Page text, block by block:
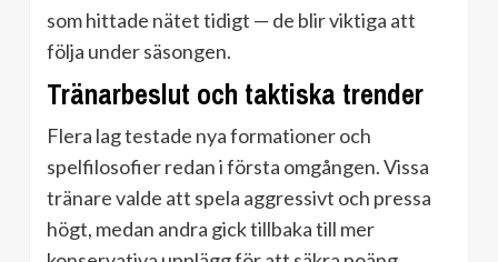
som hittade nätet tidigt — de blir viktiga att
följa under säsongen.
Tränarbeslut och taktiska trender
Flera lag testade nya formationer och
spelfilosofier redan i första omgången. Vissa
tränare valde att spela aggressivt och pressa
högt, medan andra gick tillbaka till mer